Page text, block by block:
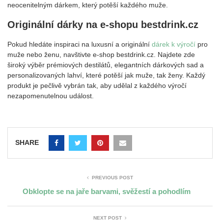
neocenitelným dárkem, který potěší každého muže.
Originální dárky na e-shopu bestdrink.cz
Pokud hledáte inspiraci na luxusní a originální dárek k výročí pro
muže nebo ženu, navštivte e-shop bestdrink.cz. Najdete zde
široký výběr prémiových destilátů, elegantních dárkových sad a
personalizovaných lahví, které potěší jak muže, tak ženy. Každý
produkt je pečlivě vybrán tak, aby udělal z každého výročí
nezapomenutelnou událost.
SHARE
PREVIOUS POST
Obklopte se na jaře barvami, svěžestí a pohodlím
NEXT POST